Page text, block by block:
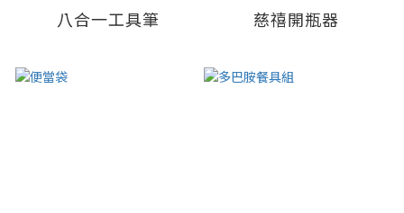
八合一工具筆 慈禧開瓶器